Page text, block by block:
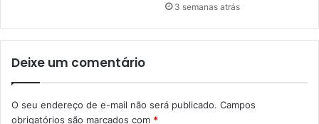
3 semanas atrás
Deixe um comentário
O seu endereço de e-mail não será publicado. Campos
obrigatórios são marcados com *